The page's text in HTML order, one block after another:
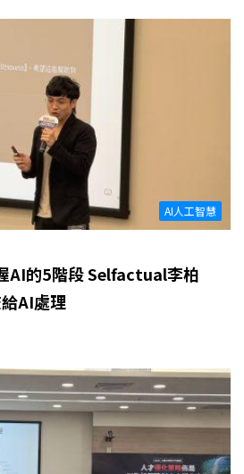
AI人工智慧
AI的5階段 Selfactual李柏
AI處理